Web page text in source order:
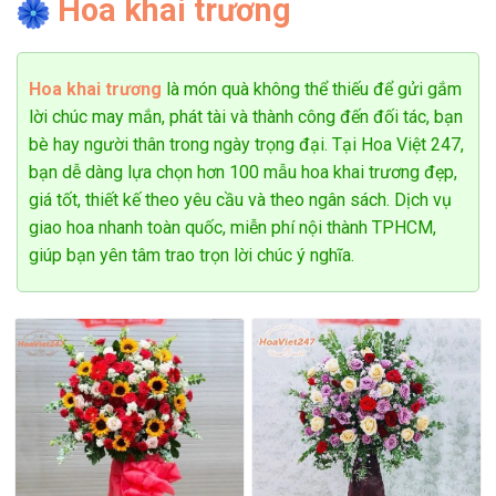
toán tiền mặt khi cọc trước 50%.
Hoa khai trương
Hoa khai trương là món quà không thể thiếu để gửi gắm
lời chúc may mắn, phát tài và thành công đến đối tác, bạn
bè hay người thân trong ngày trọng đại. Tại Hoa Việt 247,
bạn dễ dàng lựa chọn hơn 100 mẫu hoa khai trương đẹp,
giá tốt, thiết kế theo yêu cầu và theo ngân sách. Dịch vụ
giao hoa nhanh toàn quốc, miễn phí nội thành TPHCM,
giúp bạn yên tâm trao trọn lời chúc ý nghĩa.